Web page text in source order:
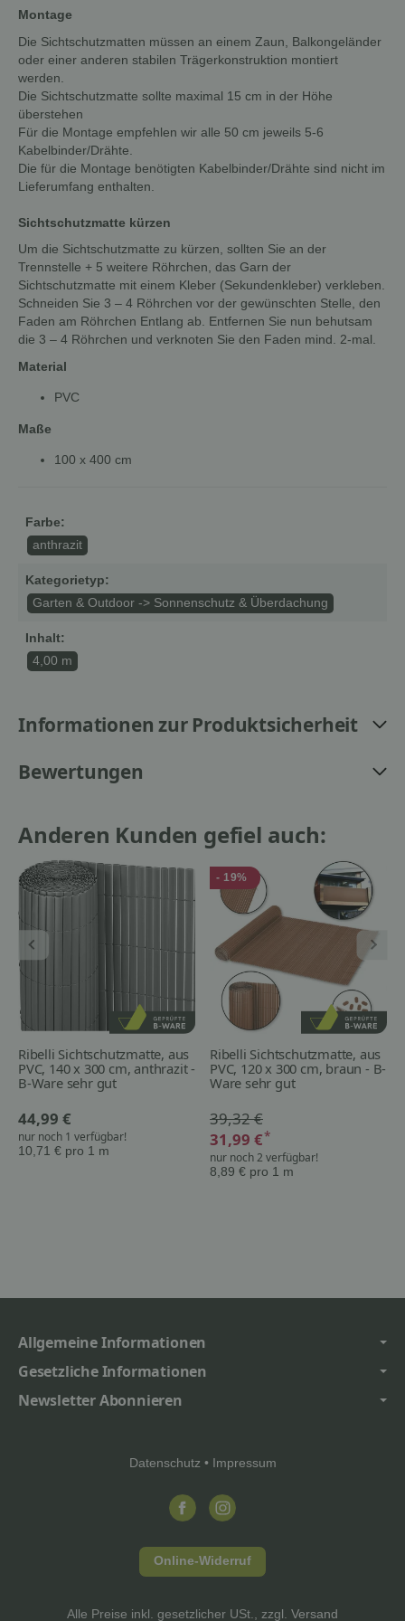
Montage
Die Sichtschutzmatten müssen an einem Zaun, Balkongeländer
oder einer anderen stabilen Trägerkonstruktion montiert
werden.
Die Sichtschutzmatte sollte maximal 15 cm in der Höhe
überstehen
Für die Montage empfehlen wir alle 50 cm jeweils 5-6
Kabelbinder/Drähte.
Die für die Montage benötigten Kabelbinder/Drähte sind nicht im
Lieferumfang enthalten.
Sichtschutzmatte kürzen
Um die Sichtschutzmatte zu kürzen, sollten Sie an der
Trennstelle + 5 weitere Röhrchen, das Garn der
Sichtschutzmatte mit einem Kleber (Sekundenkleber) verkleben.
Schneiden Sie 3 – 4 Röhrchen vor der gewünschten Stelle, den
Faden am Röhrchen Entlang ab. Entfernen Sie nun behutsam
die 3 – 4 Röhrchen und verknoten Sie den Faden mind. 2-mal.
Material
PVC
Maße
100 x 400 cm
Farbe:
anthrazit
Kategorietyp:
Garten & Outdoor -> Sonnenschutz & Überdachung
Inhalt:
4,00 m
Informationen zur Produktsicherheit
Bewertungen
Anderen Kunden gefiel auch:
Ribelli Sichtschutzmatte, aus
PVC, 140 x 300 cm, anthrazit -
B-Ware sehr gut
44,99 €
nur noch 1 verfügbar!
10,71 € pro 1 m
- 19%
Ribelli Sichtschutzmatte, aus
PVC, 120 x 300 cm, braun - B-
Ware sehr gut
39,32 €
31,99 €*
nur noch 2 verfügbar!
8,89 € pro 1 m
Allgemeine Informationen
Gesetzliche Informationen
Newsletter Abonnieren
Datenschutz • Impressum
Online-Widerruf
Alle Preise inkl. gesetzlicher USt., zzgl. Versand